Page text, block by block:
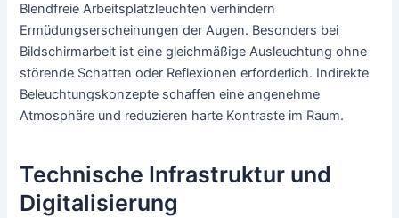
Blendfreie Arbeitsplatzleuchten verhindern
Ermüdungserscheinungen der Augen. Besonders bei
Bildschirmarbeit ist eine gleichmäßige Ausleuchtung ohne
störende Schatten oder Reflexionen erforderlich. Indirekte
Beleuchtungskonzepte schaffen eine angenehme
Atmosphäre und reduzieren harte Kontraste im Raum.
Technische Infrastruktur und
Digitalisierung